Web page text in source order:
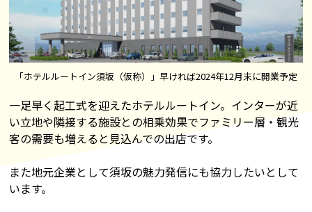
「ホテルルートイン須坂（仮称）」早ければ2024年12月末に開業予定
一足早く起工式を迎えたホテルルートイン。インターが近
い立地や隣接する施設との相乗効果でファミリー層・観光
客の需要も増えると見込んでの出店です。
また地元企業として須坂の魅力発信にも協力したいとして
います。